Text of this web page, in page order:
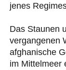
jenes
Das Staunen
vergangenen
afghanische
im Mittelmeer